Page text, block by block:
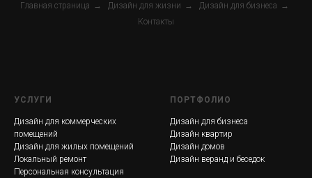
Главная страница → Дизайн для жизни → Дизайн для бизнеса →
Контакты
УСЛУГИ
Дизайн для коммерческих
помещений
Дизайн для жилых помещений
Локальный ремонт
Персональная консультация
ПОРТФОЛИО
Дизайн для бизнеса
Дизайн квартир
Дизайн домов
Дизайн веранд и беседок